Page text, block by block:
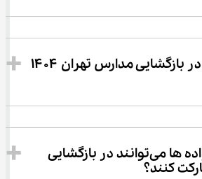
چگونه خانواده ‌ها می‌توانند در بازگشایی
کنند؟